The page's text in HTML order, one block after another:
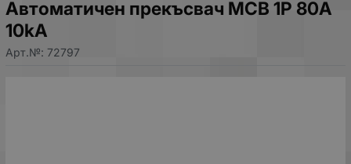
Автоматичен прекъсвач MCB 1P 80A
10kA
Арт.№: 72797